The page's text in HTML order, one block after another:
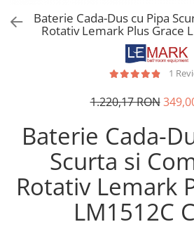
Baterii termostatice
Coloane de duș cu baterie
INTERMEZZO
KOMBINO
NIAGARA
NOX
PRAKTIK
Baterie Cada-Dus cu Pipa
Rotativ Lemark Plus Grace
1
1.220,17 RON
Baterie Cada-
Scurta si
Rotativ Lemark
LM1512C